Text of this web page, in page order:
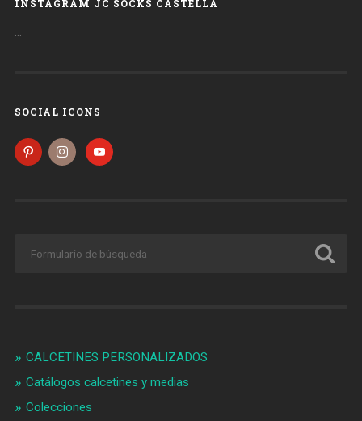
INSTAGRAM JC SOCKS CASTELLÀ
…
SOCIAL ICONS
CALCETINES PERSONALIZADOS
Catálogos calcetines y medias
Colecciones